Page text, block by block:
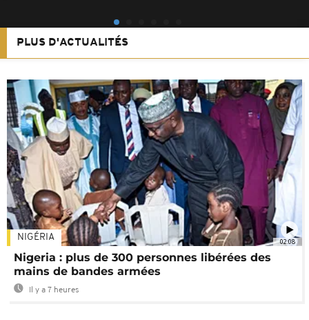
PLUS D'ACTUALITÉS
02:08
NIGÉRIA
Nigeria : plus de 300 personnes libérées des
mains de bandes armées
Il y a 7 heures